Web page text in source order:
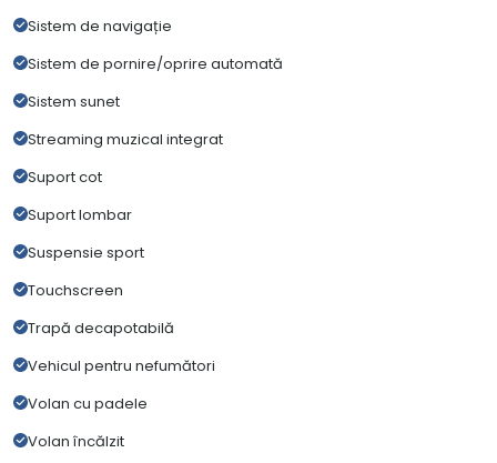
Sistem de navigație
Sistem de pornire/oprire automată
Sistem sunet
Streaming muzical integrat
Suport cot
Suport lombar
Suspensie sport
Touchscreen
Trapă decapotabilă
Vehicul pentru nefumători
Volan cu padele
Volan încălzit